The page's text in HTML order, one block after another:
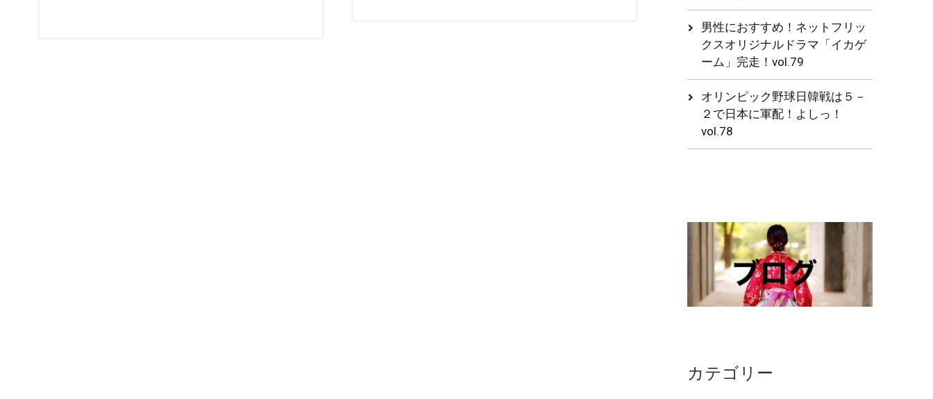
男性におすすめ！ネットフリッ
クスオリジナルドラマ「イカゲ
ーム」完走！vol.79
オリンピック野球日韓戦は５－
２で日本に軍配！よしっ！
vol.78
カテゴリー